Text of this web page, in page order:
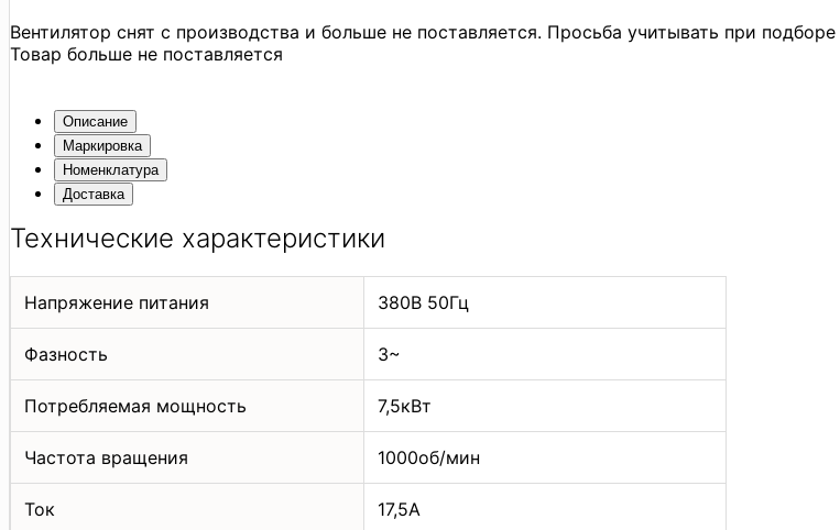
Вентилятор снят с производства и больше не поставляется. Просьба учитывать при
Товар больше не поставляется
Описание
Маркировка
Номенклатура
Доставка
Технические характеристики
Напряжение питания 380В 50Гц
Фазность 3~
Потребляемая мощность 7,5кВт
Частота вращения 1000об/мин
Ток 17,5А